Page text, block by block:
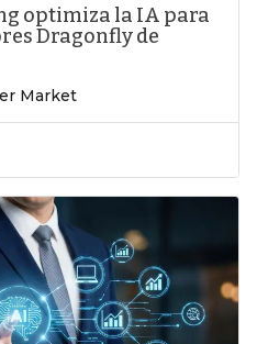
optimiza la IA para
Dragonfly de
Market